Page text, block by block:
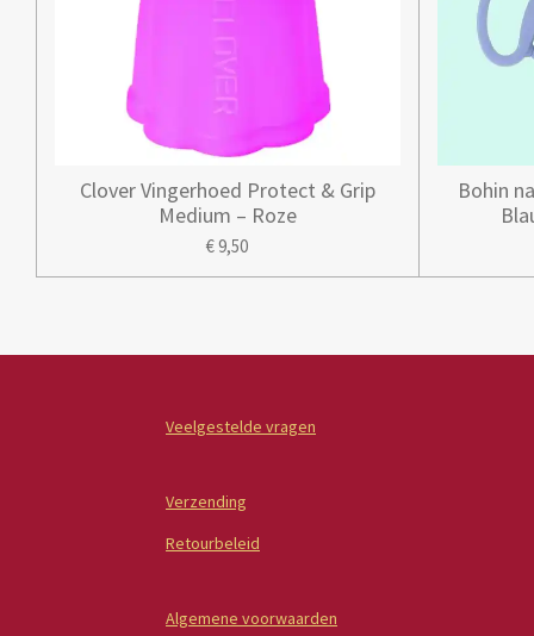
Clover Vingerhoed Protect & Grip
Medium – Roze
€ 9,50
Bohin
Veelgestelde vragen
Verzending
Retourbeleid
Algemene voorwaarden